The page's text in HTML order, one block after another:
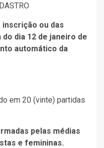
inscrição ou das
dia 12 de janeiro de
automático da
em 20 (vinte) partidas
pelas médias
e femininas.